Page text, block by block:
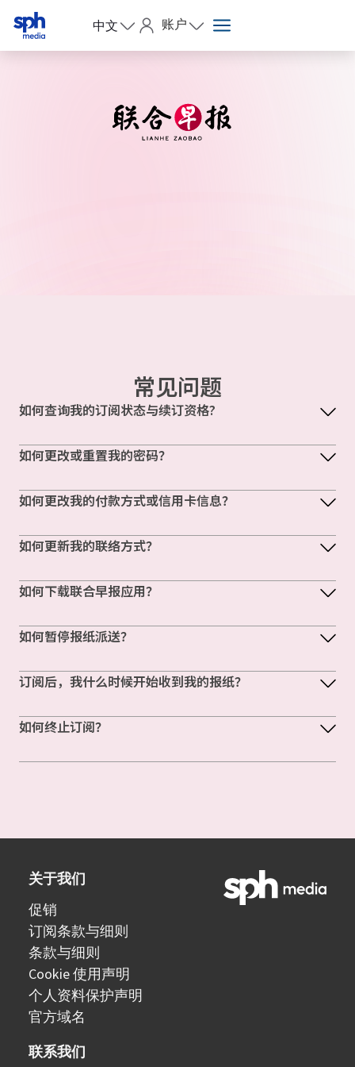
中文 账户
常见问题
如何查询我的订阅状态与续订资格?
如何更改或重置我的密码？
如何更改我的付款方式或信用卡信息？
如何更新我的联络方式？
如何下载联合早报应用？
如何暂停报纸派送？
订阅后，我什么时候开始收到我的报纸？
如何终止订阅？
关于我们
促销
订阅条款与细则
条款与细则
Cookie 使用声明
个人资料保护声明
官方域名
联系我们